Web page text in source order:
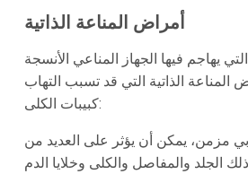
أمراض المناعة الذاتية
يهاجم فيها الجهاز المناعي الأنسجة
المناعة الذاتية التي قد تسبب التهاب
كبيبات الكلى:
مزمن، يمكن أن يؤثر على العديد من
الجلد والمفاصل والكلى وخلايا الدم